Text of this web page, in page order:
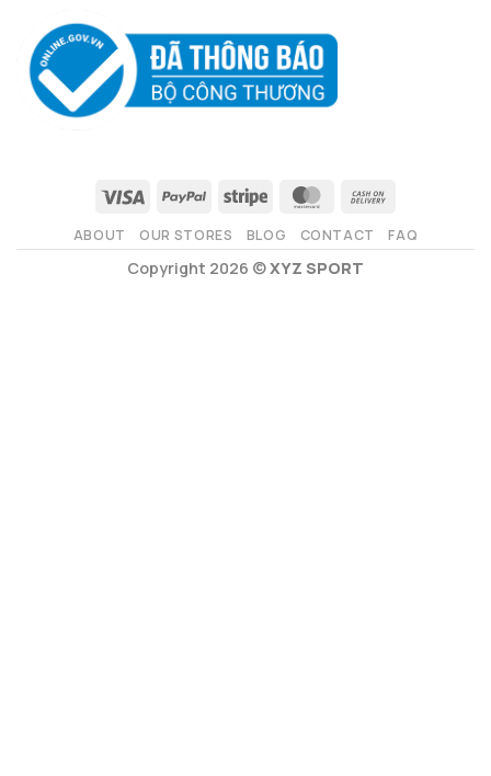
ABOUT OUR STORES BLOG CONTACT FAQ
Copyright 2026 ©XYZ SPORT